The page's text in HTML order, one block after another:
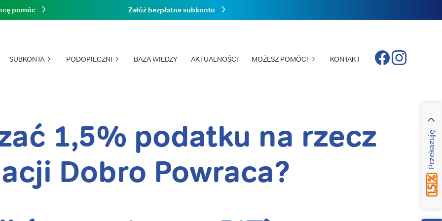
SUBKONTA PODOPIECZNI BAZA WIEDZY AKTUALNOŚCI MOŻESZ POMÓC! KONTAKT
Przekazuję
pomóc Załóż bezpłatne subkonto
FacebookInstagram
1,5% podatku na rzecz
Dobro Powraca?